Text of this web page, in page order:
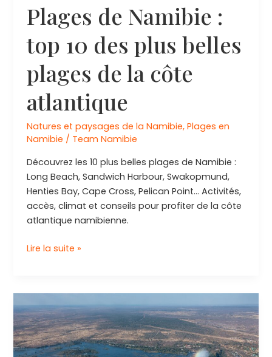
Plages de Namibie :
top 10 des plus belles
plages de la côte
atlantique
Natures et paysages de la Namibie,Plages en
Namibie / Team Namibie
Découvrez les 10 plus belles plages de Namibie :
Long Beach, Sandwich Harbour, Swakopmund,
Henties Bay, Cape Cross, Pelican Point… Activités,
accès, climat et conseils pour profiter de la côte
atlantique namibienne.
Plages
:
top
10
des
plus
Lire la suite »